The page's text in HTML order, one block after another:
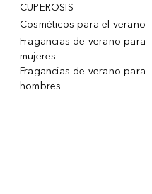
CUPEROSIS
Cosméticos para el verano
Fragancias de verano para
mujeres
Fragancias de verano para
hombres